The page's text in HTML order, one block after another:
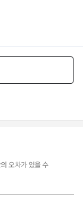
오차가 있을 수